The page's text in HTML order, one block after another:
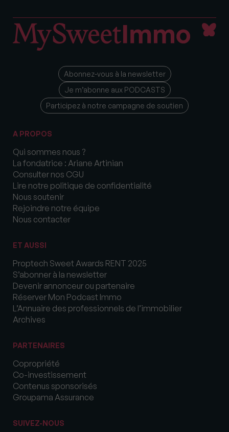
Abonnez-vous à la newsletter
Je m’abonne aux PODCASTS
Participez à notre campagne de soutien
A PROPOS
Qui sommes nous ?
La fondatrice : Ariane Artinian
Consulter nos CGU
Lire notre politique de confidentialité
Nous soutenir
Rejoindre notre équipe
Nous contacter
ET AUSSI
Proptech Sweet Awards RENT 2025
S’abonner à la newsletter
Devenir annonceur ou partenaire
Réserver Mon Podcast Immo
L’Annuaire des professionnels de l’immobilier
Archives
PARTENAIRES
Copropriété
Co-investissement
Contenus sponsorisés
Groupama Assurance
SUIVEZ-NOUS